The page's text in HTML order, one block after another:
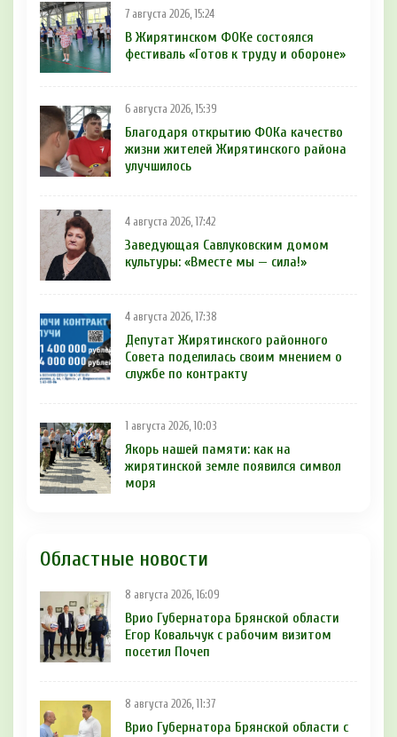
7 августа 2026, 15:24
В Жирятинском ФОКе состоялся
фестиваль «Готов к труду и обороне»
6 августа 2026, 15:39
Благодаря открытию ФОКа качество
жизни жителей Жирятинского района
улучшилось
4 августа 2026, 17:42
Заведующая Савлуковским домом
культуры: «Вместе мы — сила!»
4 августа 2026, 17:38
Депутат Жирятинского районного
Совета поделилась своим мнением о
службе по контракту
1 августа 2026, 10:03
Якорь нашей памяти: как на
жирятинской земле появился символ
моря
Областные новости
8 августа 2026, 16:09
Врио Губернатора Брянской области
Егор Ковальчук с рабочим визитом
посетил Почеп
8 августа 2026, 11:37
Врио Губернатора Брянской области с